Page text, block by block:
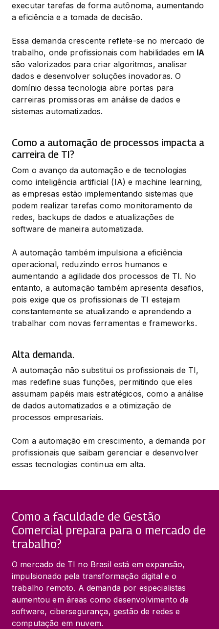
executar tarefas de forma autônoma, aumentando
a eficiência e a tomada de decisão.
Essa demanda crescente reflete-se no mercado de
trabalho, onde profissionais com habilidades em IA
são valorizados para criar algoritmos, analisar
dados e desenvolver soluções inovadoras. O
domínio dessa tecnologia abre portas para
carreiras promissoras em análise de dados e
sistemas automatizados.
Como a automação de processos impacta a
carreira de TI?
Com o avanço da automação e de tecnologias
como inteligência artificial (IA) e machine learning,
as empresas estão implementando sistemas que
podem realizar tarefas como monitoramento de
redes, backups de dados e atualizações de
software de maneira automatizada.
A automação também impulsiona a eficiência
operacional, reduzindo erros humanos e
aumentando a agilidade dos processos de TI. No
entanto, a automação também apresenta desafios,
pois exige que os profissionais de TI estejam
constantemente se atualizando e aprendendo a
trabalhar com novas ferramentas e frameworks.
Alta demanda.
A automação não substitui os profissionais de TI,
mas redefine suas funções, permitindo que eles
assumam papéis mais estratégicos, como a análise
de dados automatizados e a otimização de
processos empresariais.
Com a automação em crescimento, a demanda por
profissionais que saibam gerenciar e desenvolver
essas tecnologias continua em alta.
Como a faculdade de Gestão
Comercial prepara para o mercado de
trabalho?
O mercado de TI no Brasil está em expansão,
impulsionado pela transformação digital e o
trabalho remoto. A demanda por especialistas
aumentou em áreas como desenvolvimento de
software, cibersegurança, gestão de redes e
computação em nuvem.